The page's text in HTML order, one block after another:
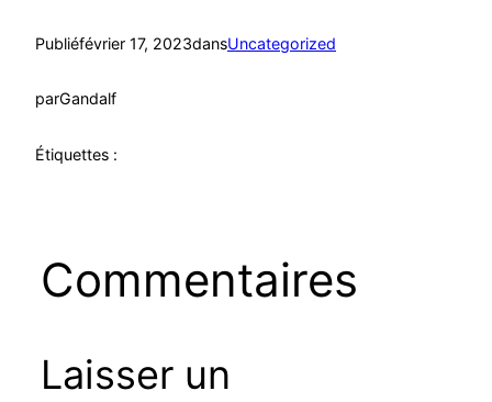
Publiéfévrier 17, 2023dansUncategorized
parGandalf
Étiquettes :
Commentaires
Laisser un